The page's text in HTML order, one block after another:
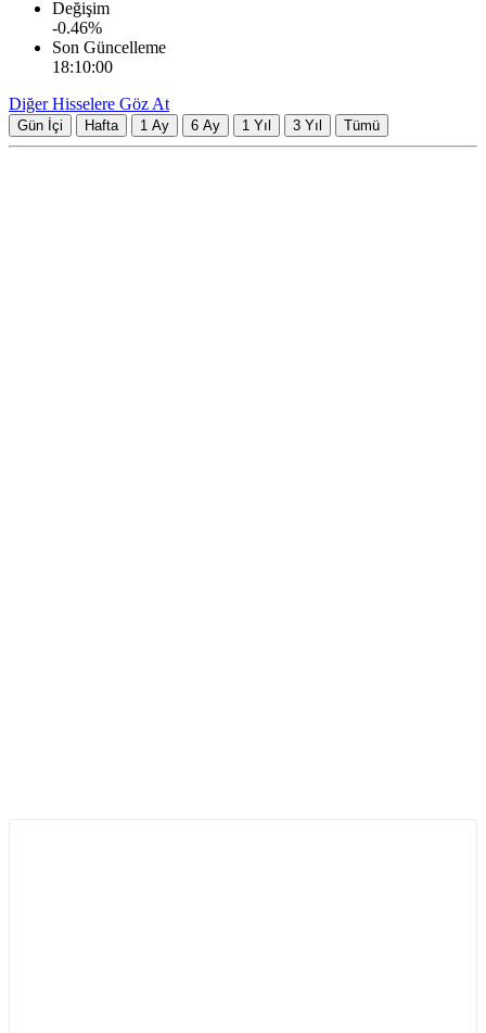
Değişim
-0.46%
Son Güncelleme
18:10:00
Diğer Hisselere Göz At
Gün İçi Hafta 1 Ay 6 Ay 1 Yıl 3 Yıl Tümü